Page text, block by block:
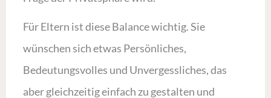
Für Eltern ist diese Balance wichtig. Sie
wünschen sich etwas Persönliches,
Bedeutungsvolles und Unvergessliches, das
aber gleichzeitig einfach zu gestalten und